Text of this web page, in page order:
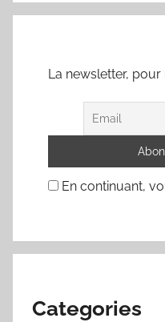
La newsletter,
En continuant,
Categories